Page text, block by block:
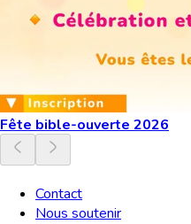
Fête bible-ouverte 2026
Contact
Nous soutenir